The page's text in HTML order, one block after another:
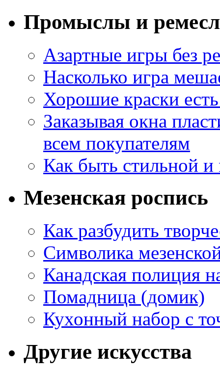
Промыслы и
Азартные игры без
Насколько игра
Хорошие краски
Заказывая окна
всем покупателям
Как быть стильной
Мезенская роспись
Как разбудить
Символика
Канадская полиция
Помадница (домик)
Кухонный набор с
Другие искусства